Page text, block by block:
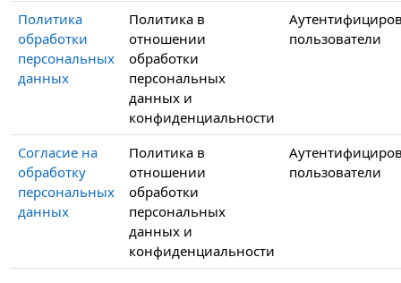
Политика
обработки
персональных
данных
Политика в
отношении
обработки
персональных
данных и
конфиденциальности
пользователи
Согласие на
обработку
персональных
данных
Политика в
отношении
обработки
персональных
данных и
конфиденциальности
пользователи